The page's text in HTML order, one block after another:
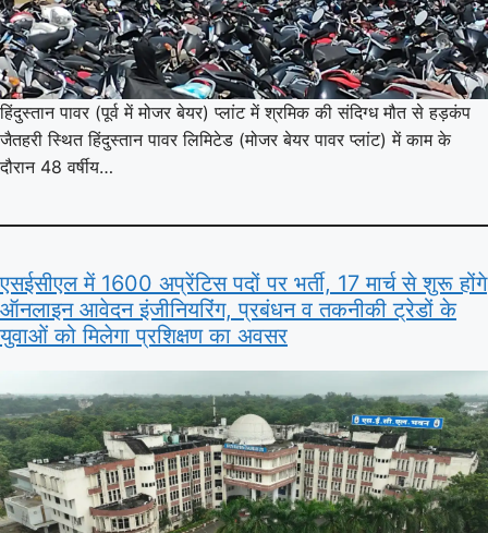
हिंदुस्तान पावर (पूर्व में मोजर बेयर) प्लांट में श्रमिक की संदिग्ध मौत से हड़कंप
जैतहरी स्थित हिंदुस्तान पावर लिमिटेड (मोजर बेयर पावर प्लांट) में काम के
दौरान 48 वर्षीय…
एसईसीएल में 1600 अप्रेंटिस पदों पर भर्ती, 17 मार्च से शुरू होंगे
ऑनलाइन आवेदन इंजीनियरिंग, प्रबंधन व तकनीकी ट्रेडों के
युवाओं को मिलेगा प्रशिक्षण का अवसर